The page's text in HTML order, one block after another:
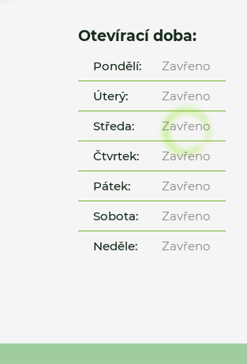
Otevírací doba:
Pondělí:
Zavřeno
Úterý:
Zavřeno
Středa:
Zavřeno
Čtvrtek:
Zavřeno
Pátek:
Zavřeno
Sobota:
Zavřeno
Neděle:
Zavřeno